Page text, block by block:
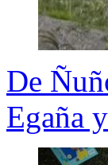
De
Egaña